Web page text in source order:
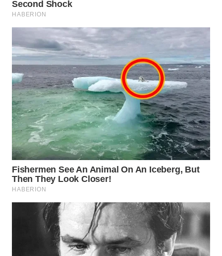
WN
PRIANGAN
TIMUR
WN
SEMARANG
WN
SOLO
WN
BOROBUDUR
MADURA
WN
SURABAYA